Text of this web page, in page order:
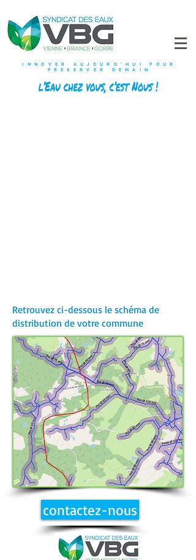
INNOVER AUJOURD'HUI POUR
PRESERVER DEMAIN
Retrouvez ci-dessous le schéma de
distribution de votre commune
contactez-nous